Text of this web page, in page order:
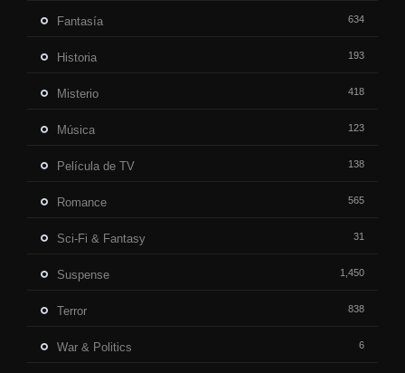
Fantasía 634
Historia 193
Misterio 418
Música 123
Película de TV 138
Romance 565
Sci-Fi & Fantasy 31
Suspense 1,450
Terror 838
War & Politics 6